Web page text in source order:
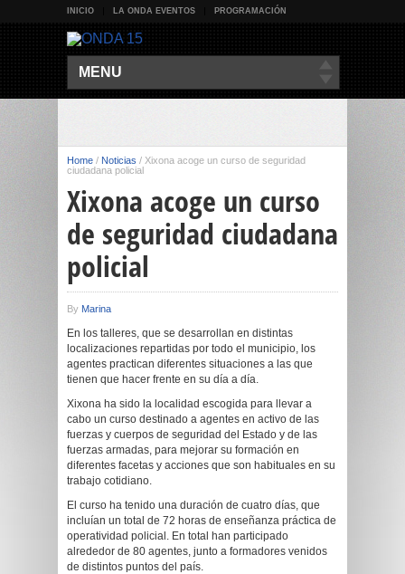
INICIO LA ONDA EVENTOS PROGRAMACIÓN
MENU
Home / Noticias / Xixona acoge un curso de seguridad
ciudadana policial
Xixona acoge un curso
de seguridad ciudadana
policial
By Marina
En los talleres, que se desarrollan en distintas
localizaciones repartidas por todo el municipio, los
agentes practican diferentes situaciones a las que
tienen que hacer frente en su día a día.
Xixona ha sido la localidad escogida para llevar a
cabo un curso destinado a agentes en activo de las
fuerzas y cuerpos de seguridad del Estado y de las
fuerzas armadas, para mejorar su formación en
diferentes facetas y acciones que son habituales en su
trabajo cotidiano.
El curso ha tenido una duración de cuatro días, que
incluían un total de 72 horas de enseñanza práctica de
operatividad policial. En total han participado
alrededor de 80 agentes, junto a formadores venidos
de distintos puntos del país.